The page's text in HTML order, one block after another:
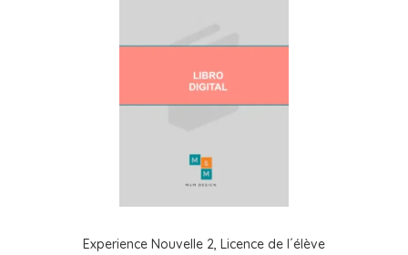
Experience Nouvelle 2, Licence de l´élève